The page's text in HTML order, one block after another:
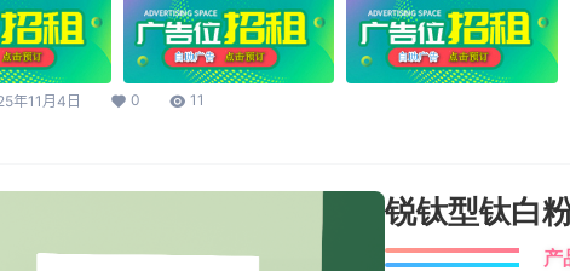
年11月4日 0 11
锐钛型钛白
产